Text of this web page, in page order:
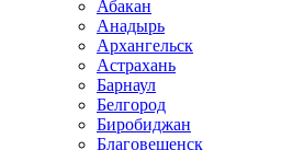
Абакан
Анадырь
Архангельск
Астрахань
Барнаул
Белгород
Биробиджан
Благовещенск